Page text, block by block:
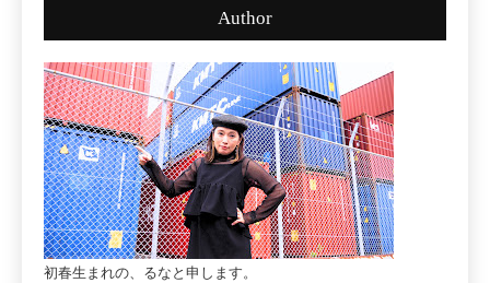
Author
初春生まれの、るなと申します。